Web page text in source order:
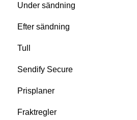
NTEX
EDS Logistics
DHL Freight
DHL Express
PostNord
Under sändning
Efter sändning
Tull
Sendify Secure
Prisplaner
Fraktregler